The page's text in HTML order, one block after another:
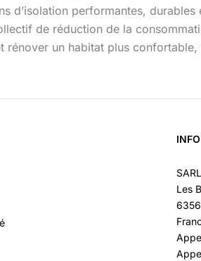
d’isolation performantes,
de réduction de la
rénover un habitat plus
Les